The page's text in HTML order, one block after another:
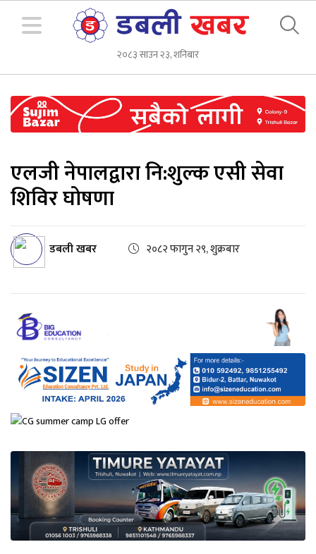
२०८३ साउन २३, शनिबार
एलजी नेपालद्वारा नि:शुल्क एसी सेवा
शिविर घोषणा
डबली खबर २०८२ फागुन २९, शुक्रबार